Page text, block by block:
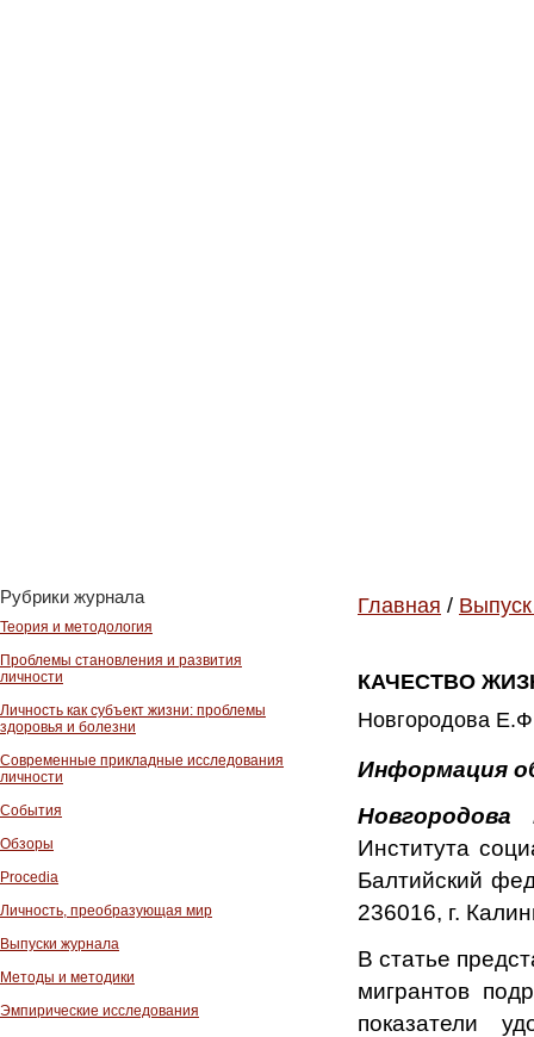
Рубрики журнала
Теория и методология
Проблемы становления и развития
личности
Личность как субъект жизни: проблемы
здоровья и болезни
Современные прикладные исследования
личности
События
Обзоры
Procedia
Личность, преобразующая мир
Выпуски журнала
Методы и методики
Эмпирические исследования
Главная /
КАЧЕСТВО
Новгородова
Информация
Новгородова
Института
Балтийский
236016, г.
В статье
мигрантов
показатели